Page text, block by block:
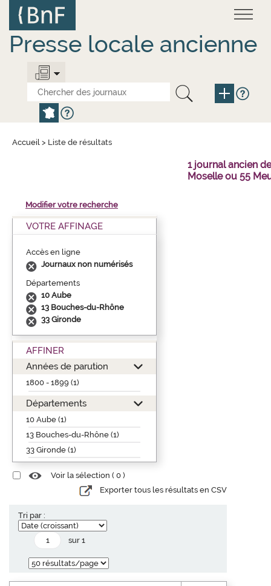
contenu
principal
Presse locale ancienne
Accueil > Liste de résultats
1 journal ancien
Moselle ou 55
Modifier votre recherche
VOTRE AFFINAGE
Accès en ligne
Journaux non numérisés
Départements
10 Aube
13 Bouches-du-Rhône
33 Gironde
AFFINER
Années de parution
1800 - 1899 (1)
Départements
10 Aube (1)
13 Bouches-du-Rhône (1)
33 Gironde (1)
Voir la sélection ( 0 )
Exporter tous les résultats en CSV
Tri par :
sur 1
Panneau de gestion des cookies